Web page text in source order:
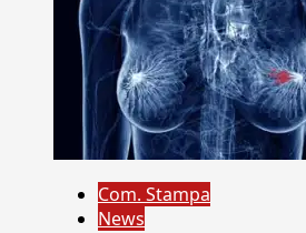
Com. Stampa
News